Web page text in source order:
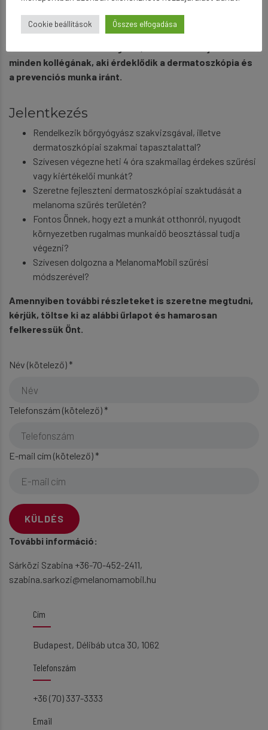
Mind szűrő, mind kiértékelő orvosként szakmai kihívást,
és naprakész gyakorlati tudást jelent a MelanomaMobil
minden kollégának, aki érdeklődik a dermatoszkópia és
a prevenciós munka iránt.
Jelentkezés
Rendelkezik bőrgyógyász szakvizsgával, illetve
dermatoszkópiai szakmai tapasztalattal?
Szívesen végezne heti 4 óra szakmailag érdekes szűrési
vagy kiértékelői munkát?
Szeretne fejleszteni dermatoszkópiai szaktudását a
melanoma szűrés területén?
Fontos Önnek, hogy ezt a munkát otthonról, nyugodt
környezetben rugalmas munkaidő beosztással tudja
végezni?
Szívesen dolgozna a MelanomaMobil szűrési
módszerével?
Amennyiben további részleteket is szeretne megtudni,
kérjük, töltse ki az alábbi űrlapot és hamarosan
felkeressük Önt.
Név (kötelező) *
Telefonszám (kötelező) *
E-mail cím (kötelező) *
KÜLDÉS
További információ:
Sárközi Szabina +36-70-452-2411,
szabina.sarkozi@melanomamobil.hu
Cím
Budapest, Délibáb utca 30, 1062
Telefonszám
+36 (70) 337-3333
Email
Cookie beállítások Összes elfogadása